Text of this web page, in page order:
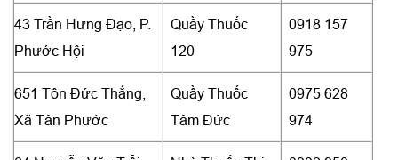
43 Trần Hưng Đạo, P.
Phước Hội
Quầy Thuốc
120
0918 157
975
651 Tôn Đức Thắng,
Xã Tân Phước
Quầy Thuốc
Tâm Đức
0975 628
974